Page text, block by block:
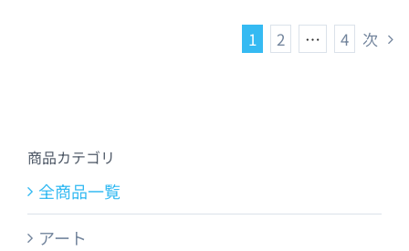
1 2 … 4 次
商品カテゴリ
全商品一覧
アート